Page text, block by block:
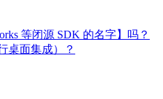
等闭源 SDK 的名字】吗？
桌面集成）？